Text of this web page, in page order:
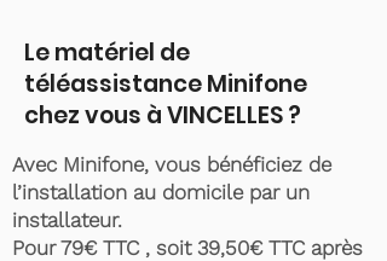
Le matériel de
téléassistance Minifone
chez vous à VINCELLES ?
Avec Minifone, vous bénéficiez de
l’installation au domicile par un
installateur.
Pour 79€ TTC , soit 39,50€ TTC après